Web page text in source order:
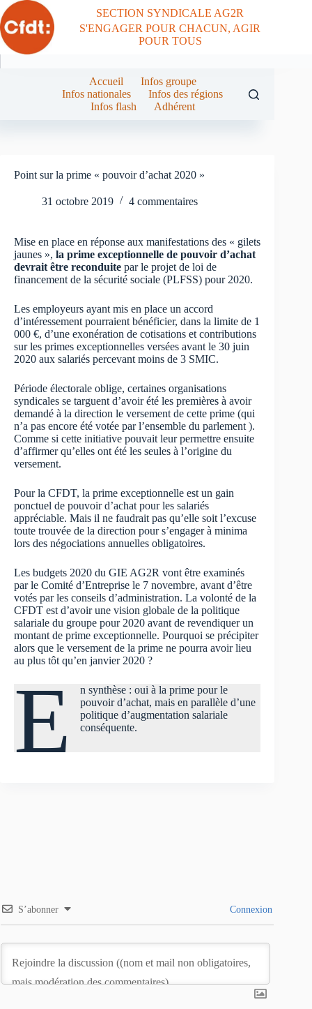
Passer
au
contenu
SECTION SYNDICALE AG2R
S'ENGAGER POUR CHACUN, AGIR
POUR TOUS
Accueil
Infos groupe
Infos nationales
Infos des régions
Infos flash
Adhérent
Point sur la prime « pouvoir d’achat 2020 »
31 octobre 2019 4 commentaires
Mise en place en réponse aux manifestations des « gilets
jaunes », la prime exceptionnelle de pouvoir d’achat
devrait être reconduite par le projet de loi de
financement de la sécurité sociale (PLFSS) pour 2020.
Les employeurs ayant mis en place un accord
d’intéressement pourraient bénéficier, dans la limite de 1
000 €, d’une exonération de cotisations et contributions
sur les primes exceptionnelles versées avant le 30 juin
2020 aux salariés percevant moins de 3 SMIC.
Période électorale oblige, certaines organisations
syndicales se targuent d’avoir été les premières à avoir
demandé à la direction le versement de cette prime (qui
n’a pas encore été votée par l’ensemble du parlement ).
Comme si cette initiative pouvait leur permettre ensuite
d’affirmer qu’elles ont été les seules à l’origine du
versement.
Pour la CFDT, la prime exceptionnelle est un gain
ponctuel de pouvoir d’achat pour les salariés
appréciable. Mais il ne faudrait pas qu’elle soit l’excuse
toute trouvée de la direction pour s’engager à minima
lors des négociations annuelles obligatoires.
Les budgets 2020 du GIE AG2R vont être examinés
par le Comité d’Entreprise le 7 novembre, avant d’être
votés par les conseils d’administration. La volonté de la
CFDT est d’avoir une vision globale de la politique
salariale du groupe pour 2020 avant de revendiquer un
montant de prime exceptionnelle. Pourquoi se précipiter
alors que le versement de la prime ne pourra avoir lieu
au plus tôt qu’en janvier 2020 ?
E
n synthèse : oui à la prime pour le
pouvoir d’achat, mais en parallèle d’une
politique d’augmentation salariale
conséquente.
S’abonner Connexion